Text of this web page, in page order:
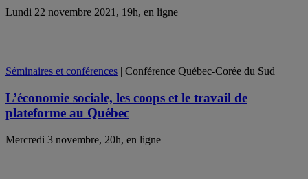
Lundi 22 novembre 2021, 19h, en ligne
Séminaires et conférences | Conférence Québec-Corée du Sud
L’économie sociale, les coops et le travail de
plateforme au Québec
Mercredi 3 novembre, 20h, en ligne